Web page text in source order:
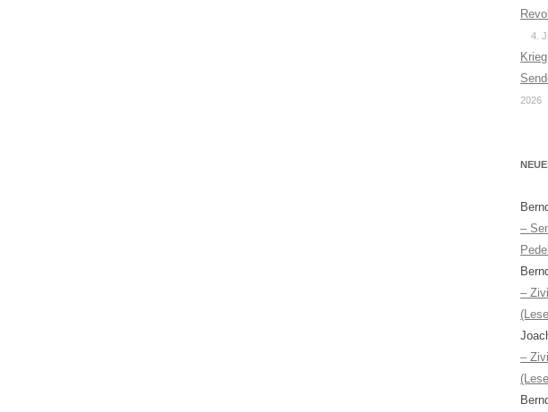
4.
2026
–
–
–